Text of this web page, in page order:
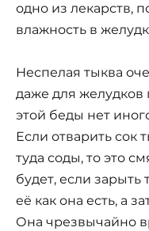
одно из лекарств,
влажность в
Неспелая тыква
даже для
этой беды нет
Если отварить сок
туда соды, то это
будет, если зарыть
её как она есть, а
Она чрезвычайно